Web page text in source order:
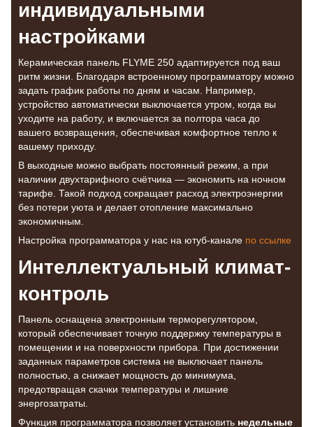
индивидуальными
настройками
Керамическая панель FLYME 250 адаптируется под ваш
ритм жизни. Благодаря встроенному программатору можно
задать график работы по дням и часам. Например,
устройство автоматически выключается утром, когда вы
уходите на работу, и включается за полтора часа до
вашего возвращения, обеспечивая комфортное тепло к
вашему приходу.
В выходные можно выбрать постоянный режим, а при
наличии двухтарифного счётчика — экономить на ночном
тарифе. Такой подход сокращает расход электроэнергии
без потери уюта и делает отопление максимально
экономичным.
Настройка программатора у нас на ютуб-канале по ссылке
Интеллектуальный климат-
контроль
Панель оснащена электронным терморегулятором,
который обеспечивает точную поддержку температуры в
помещении и на поверхности прибора. При достижении
заданных параметров система не выключает панель
полностью, а снижает мощность до минимума,
предотвращая скачки температуры и лишние
энергозатраты.
Функция программатора позволяет установить недельные